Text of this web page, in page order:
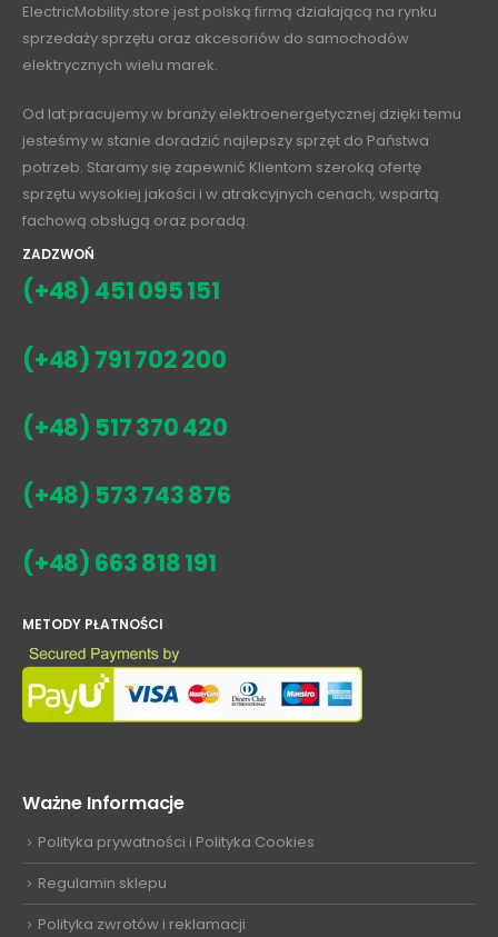
ElectricMobility.store jest polską firmą działającą na rynku
sprzedaży sprzętu oraz akcesoriów do samochodów
elektrycznych wielu marek.
Od lat pracujemy w branży elektroenergetycznej dzięki temu
jesteśmy w stanie doradzić najlepszy sprzęt do Państwa
potrzeb. Staramy się zapewnić Klientom szeroką ofertę
sprzętu wysokiej jakości i w atrakcyjnych cenach, wspartą
fachową obsługą oraz poradą.
ZADZWOŃ
(+48) 451 095 151
(+48) 791 702 200
(+48) 517 370 420
(+48) 573 743 876
(+48) 663 818 191
METODY PŁATNOŚCI
Ważne Informacje
Polityka prywatności i Polityka Cookies
Regulamin sklepu
Polityka zwrotów i reklamacji